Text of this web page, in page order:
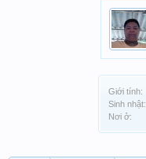
Giới tính:
Sinh nhật:
Nơi ở: